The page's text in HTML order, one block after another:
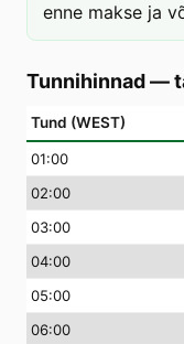
enne makse ja
Tunnihinnad —
Tund (WEST)
01:00
02:00
03:00
04:00
05:00
06:00